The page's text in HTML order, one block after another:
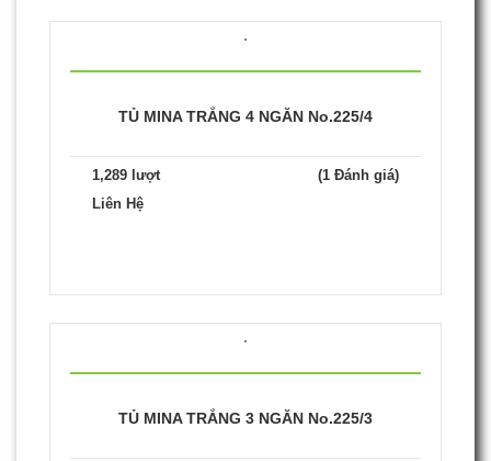
TỦ MINA TRẮNG 4 NGĂN No.225/4
1,289 lượt
(1 Đánh giá)
Liên Hệ
TỦ MINA TRẮNG 3 NGĂN No.225/3